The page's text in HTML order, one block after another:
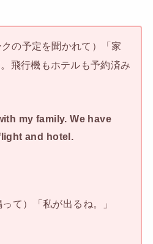
の予定を聞かれて）「家
飛行機もホテルも予約済み
my family. We have
and hotel.
て）「私が出るね。」